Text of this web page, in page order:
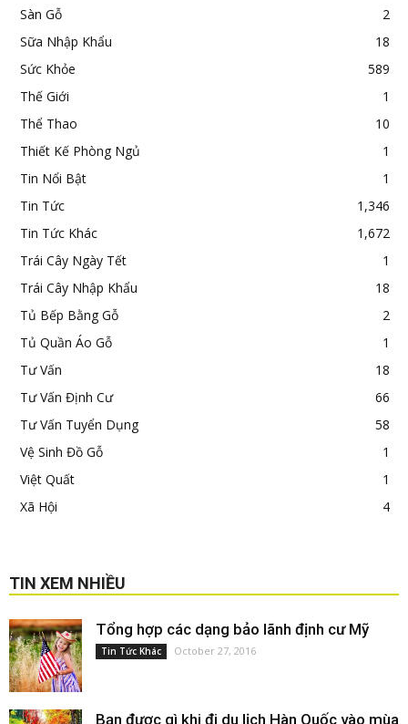
Sàn Gỗ
2
Sữa Nhập Khẩu
18
Sức Khỏe
589
Thế Giới
1
Thể Thao
10
Thiết Kế Phòng Ngủ
1
Tin Nổi Bật
1
Tin Tức
1,346
Tin Tức Khác
1,672
Trái Cây Ngày Tết
1
Trái Cây Nhập Khẩu
18
Tủ Bếp Bằng Gỗ
2
Tủ Quần Áo Gỗ
1
Tư Vấn
18
Tư Vấn Định Cư
66
Tư Vấn Tuyển Dụng
58
Vệ Sinh Đồ Gỗ
1
Việt Quất
1
Xã Hội
4
TIN XEM NHIỀU
Tổng hợp các dạng bảo lãnh định cư Mỹ
Tin Tức Khác October 27, 2016
Bạn được gì khi đi du lịch Hàn Quốc vào mùa